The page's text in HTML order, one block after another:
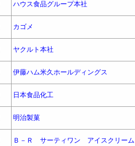
ハウス食品グループ本社
カゴメ
ヤクルト本社
伊藤ハム米久ホールディングス
日本食品化工
明治製菓
Ｂ－Ｒ サーティワン アイスクリーム